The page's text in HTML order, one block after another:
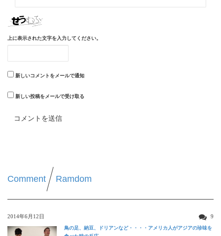
上に表示された文字を入力してください。
新しいコメントをメールで通知
新しい投稿をメールで受け取る
Comment Ramdom
2014年6月12日 9
鳥の足、納豆、ドリアンなど・・・・アメリカ人がアジアの珍味を